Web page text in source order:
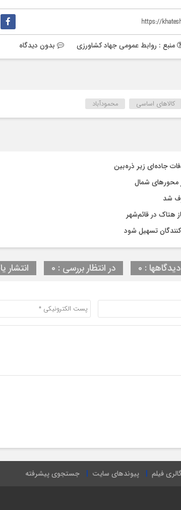
https://
منبع : روابط عمومی جهاد کشاورزی بدون دیدگاه
کالاهای اساسی محمودآباد
جاده‌ای زیر ذره‌بین
محورهای شمال
شد
هتاک در قائم‌شهر
تسهیل شود
: 0 در انتظار بررسی : 0 انتشار
فیلم پیوندهای سایت جستجوی پیشرفته